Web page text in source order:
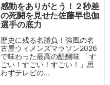
感動をありがとう！２秒差
の死闘を見せた佐藤早也伽
選手の底力
歴史に残る名勝負！強風の名
古屋ウィメンズマラソン2026
で味わった最高の醍醐味 「す
ごい！すごい！すごい！」思
わずテレビの...